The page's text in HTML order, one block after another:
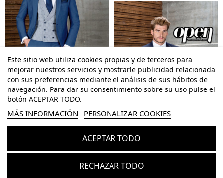
Este sitio web utiliza cookies propias y de terceros para
mejorar nuestros servicios y mostrarle publicidad relacionada
con sus preferencias mediante el análisis de sus hábitos de
navegación. Para dar su consentimiento sobre su uso pulse el
botón ACEPTAR TODO.
MÁS INFORMACIÓN PERSONALIZAR COOKIES
RECHAZAR TODO
ACEPTAR TODO